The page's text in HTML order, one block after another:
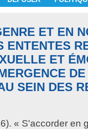
ET EN
ENTENTES
ET
SEIN DES
« S'accorder en